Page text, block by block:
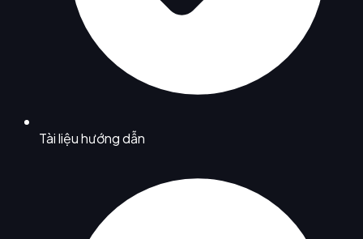
Tài liệu hướng dẫn